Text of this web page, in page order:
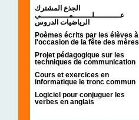
الجذع المشترك
عـــــــــــلــــــــمــــــــــــي
الرياضيات الدروس
Poèmes écrits par les élèves à
l'occasion de la fête des mères
Projet pédagogique sur les
techniques de communication
Cours et exercices en
informatique le tronc commun
Logiciel pour conjuguer les
verbes en anglais